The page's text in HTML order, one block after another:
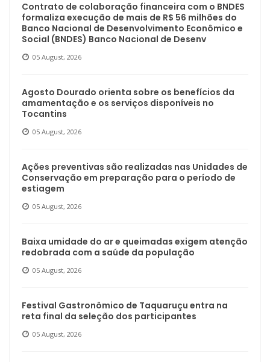
Contrato de colaboração financeira com o BNDES
formaliza execução de mais de R$ 56 milhões do
Banco Nacional de Desenvolvimento Econômico e
Social (BNDES) Banco Nacional de Desenv
05 August, 2026
Agosto Dourado orienta sobre os benefícios da
amamentação e os serviços disponíveis no
Tocantins
05 August, 2026
Ações preventivas são realizadas nas Unidades de
Conservação em preparação para o período de
estiagem
05 August, 2026
Baixa umidade do ar e queimadas exigem atenção
redobrada com a saúde da população
05 August, 2026
Festival Gastronômico de Taquaruçu entra na
reta final da seleção dos participantes
05 August, 2026